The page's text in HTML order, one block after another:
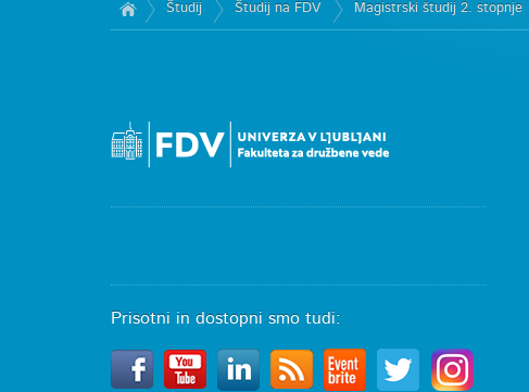
Študij Študij na FDV Magistrski študij 2. stopnje
Prisotni in dostopni smo tudi: